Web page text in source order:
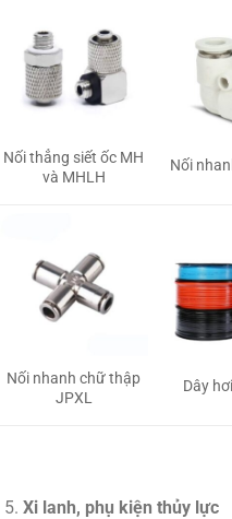
Nối thẳng siết ốc MH
và MHLH
Nối
Nối nhanh chữ thập
JPXL
Dây
Xi lanh, phụ kiện thủy lực